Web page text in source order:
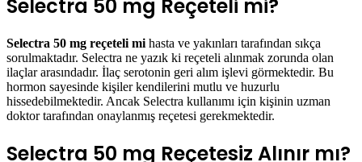
Selectra 50 mg Reçeteli mi?
Selectra 50 mg reçeteli mi hasta ve yakınları tarafından sıkça
sorulmaktadır. Selectra ne yazık ki reçeteli alınmak zorunda olan
ilaçlar arasındadır. İlaç serotonin geri alım işlevi görmektedir. Bu
hormon sayesinde kişiler kendilerini mutlu ve huzurlu
hissedebilmektedir. Ancak Selectra kullanımı için kişinin uzman
doktor tarafından onaylanmış reçetesi gerekmektedir.
Selectra 50 mg Reçetesiz Alınır mı?